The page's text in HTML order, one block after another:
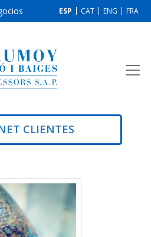
ESP CAT ENG FRA
CLIENTES